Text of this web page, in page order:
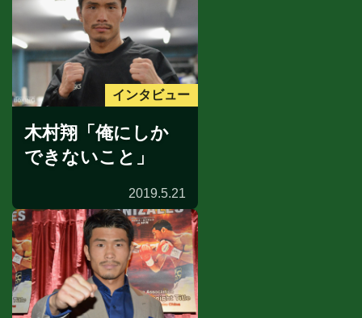
インタビュー
木村翔「俺にしか
できないこと」
2019.5.21